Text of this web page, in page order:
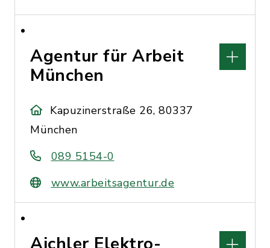
Agentur für Arbeit
München
Kapuzinerstraße 26, 80337
München
089 5154-0
www.arbeitsagentur.de